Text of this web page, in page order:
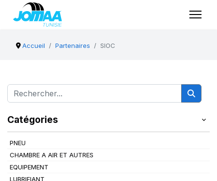
Accueil Partenaires SIOC
Catégories
PNEU
CHAMBRE A AIR ET AUTRES
EQUIPEMENT
LUBRIFIANT